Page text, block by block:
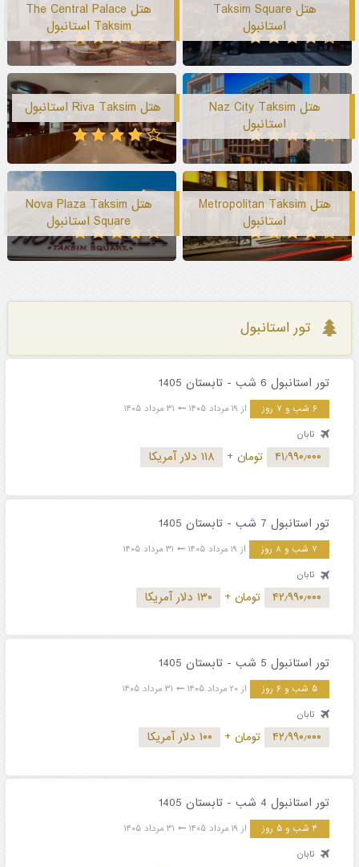
هتل Taksim Square
استانبول
هتل The Central Palace
Taksim استانبول
هتل Naz City Taksim
استانبول
هتل Riva Taksim استانبول
هتل Metropolitan Taksim
استانبول
هتل Nova Plaza Taksim
Square استانبول
تور استانبول
تور استانبول 6 شب - تابستان 1405
۶ شب و ۷ روز از ۱۹ مرداد ۱۴۰۵
۳۱ مرداد ۱۴۰۵
تابان
۴۱٫۹۹۰٫۰۰۰ تومان + ۱۱۸ دلار آمریکا
تور استانبول 7 شب - تابستان 1405
۷ شب و ۸ روز از ۱۹ مرداد ۱۴۰۵
۳۱ مرداد ۱۴۰۵
تابان
۴۲٫۹۹۰٫۰۰۰ تومان + ۱۳۰ دلار آمریکا
تور استانبول 5 شب - تابستان 1405
۵ شب و ۶ روز از ۲۰ مرداد ۱۴۰۵
۳۱ مرداد ۱۴۰۵
تابان
۴۲٫۹۹۰٫۰۰۰ تومان + ۱۰۰ دلار آمریکا
تور استانبول 4 شب - تابستان 1405
۴ شب و ۵ روز از ۱۹ مرداد ۱۴۰۵
۳۱ مرداد ۱۴۰۵
تابان